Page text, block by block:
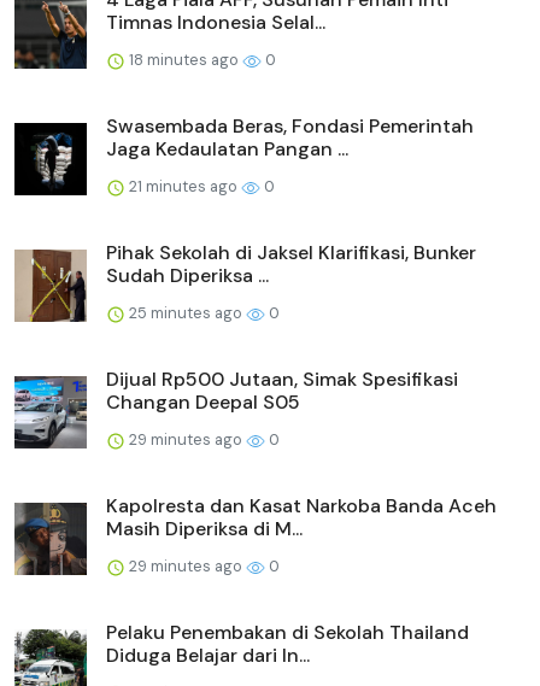
Timnas Indonesia Selal...
18 minutes ago 0
Swasembada Beras, Fondasi Pemerintah
Jaga Kedaulatan Pangan ...
21 minutes ago 0
Pihak Sekolah di Jaksel Klarifikasi, Bunker
Sudah Diperiksa ...
25 minutes ago 0
Dijual Rp500 Jutaan, Simak Spesifikasi
Changan Deepal S05
29 minutes ago 0
Kapolresta dan Kasat Narkoba Banda Aceh
Masih Diperiksa di M...
29 minutes ago 0
Pelaku Penembakan di Sekolah Thailand
Diduga Belajar dari In...